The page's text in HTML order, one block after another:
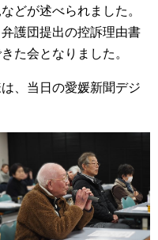
が述べられました。
護団提出の控訴理由書
きた会となりました。
、当日の愛媛新聞デジ